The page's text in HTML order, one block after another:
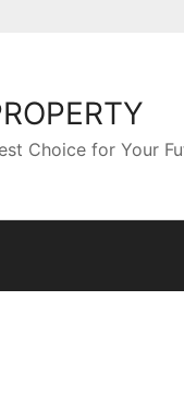
Choice for Your